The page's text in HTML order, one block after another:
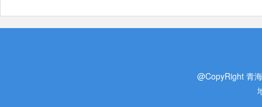
@CopyRight 青